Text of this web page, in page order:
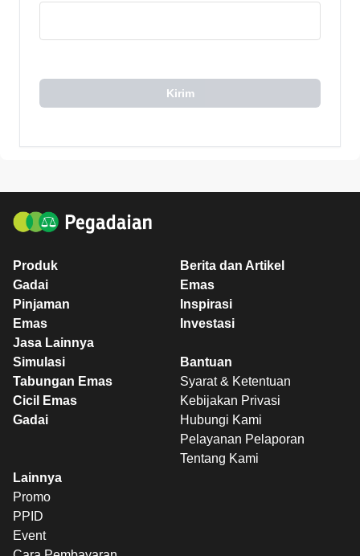
Kirim
Produk
Gadai
Pinjaman
Emas
Jasa Lainnya
Berita dan Artikel
Emas
Inspirasi
Investasi
Simulasi
Tabungan Emas
Cicil Emas
Gadai
Bantuan
Syarat & Ketentuan
Kebijakan Privasi
Hubungi Kami
Pelayanan Pelaporan
Tentang Kami
Lainnya
Promo
PPID
Event